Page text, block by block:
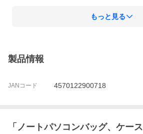
もっと見る
製品情報
JANコード 4570122900718
「 ノートパソコンバッグ、ケース